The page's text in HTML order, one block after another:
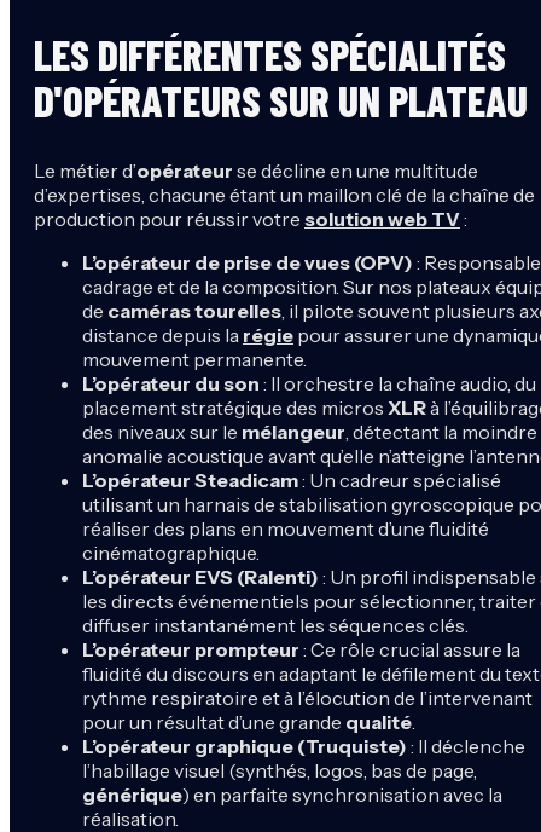
LES DIFFÉRENTES SPÉCIALITÉS
D'OPÉRATEURS SUR UN PLATEAU
Le métier d’opérateur se décline en une multitude
d’expertises, chacune étant un maillon clé de la chaîne de
production pour réussir votre solution web TV:
L’opérateur de prise de vues (OPV) :
cadrage et de la composition. Sur nos plateaux
de caméras tourelles , il pilote souvent plusieurs
distance depuis la régie pour assurer une
mouvement permanente.
L’opérateur du son : Il orchestre la chaîne audio, du
placement stratégique des micros XLRà
des niveaux sur le mélangeur , détectant la moindre
anomalie acoustique avant qu’elle n’atteigne
L’opérateur Steadicam: Un cadreur spécialisé
utilisant un harnais de stabilisation gyroscopique
réaliser des plans en mouvement d’une fluidité
cinématographique.
L’opérateur EVS (Ralenti) : Un profil indispensable
les directs événementiels pour sélectionner, traiter
diffuser instantanément les séquences clés.
L’opérateur prompteur : Ce rôle crucial assure la
fluidité du discours en adaptant le défilement du
rythme respiratoire et à l’élocution de l’intervenant
pour un résultat d’une grande qualité
L’opérateur graphique (Truquiste) : Il déclenche
l’habillage visuel (synthés, logos, bas de page,
générique) en parfaite synchronisation avec la
réalisation.